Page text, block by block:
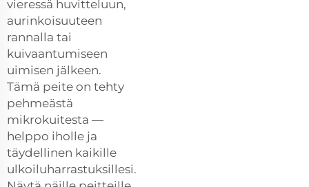
vieressä huvitteluun,
aurinkoisuuteen
rannalla tai
kuivaantumiseen
uimisen jälkeen.
Tämä peite on tehty
pehmeästä
mikrokuitesta —
helppo iholle ja
täydellinen kaikille
ulkoiluharrastuksillesi.